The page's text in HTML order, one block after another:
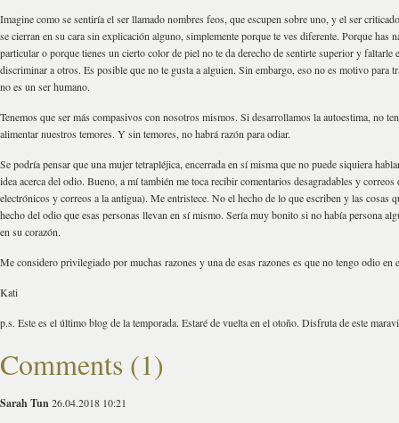
Imagine como se sentiría el ser llamado nombres feos, que escupen sobre uno, y el ser
se cierran en su cara sin explicación alguno, simplemente porque te ves diferente. Porque has
particular o porque tienes un cierto color de piel no te da derecho de sentirte superior y faltarle
discriminar a otros. Es posible que no te gusta a alguien. Sin embargo, eso no es motivo para
no es un ser humano.
Tenemos que ser más compasivos con nosotros mismos. Si desarrollamos la autoestima, no
alimentar nuestros temores. Y sin temores, no habrá razón para odiar.
Se podría pensar que una mujer tetrapléjica, encerrada en sí misma que no puede siquiera
idea acerca del odio. Bueno, a mí también me toca recibir comentarios desagradables y
electrónicos y correos a la antigua). Me entristece. No el hecho de lo que escriben y las cosas
hecho del odio que esas personas llevan en sí mismo. Sería muy bonito si no había persona
en su corazón.
Me considero privilegiado por muchas razones y una de esas razones es que no tengo odio en
Kati
p.s. Este es el último blog de la temporada. Estaré de vuelta en el otoño. Disfruta de este
Comments (1)
Sarah Tun26.04.2018 10:21